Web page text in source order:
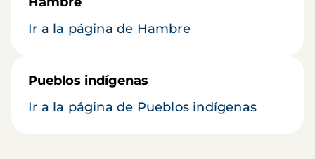
Ir a la página de Hambre
Pueblos indígenas
Ir a la página de Pueblos indígenas